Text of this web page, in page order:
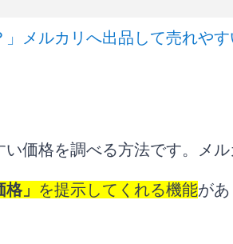
」メルカリへ出品して売れや
価格を調べる方法です。メ
」 を提示してくれる機能が